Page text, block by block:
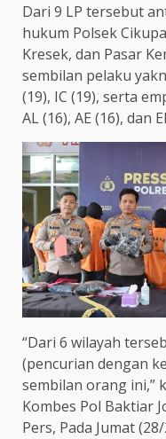
Dari 9 LP tersebut
hukum Polsek
Kresek, dan Pasar
sembilan pelaku yakni
(19), IC (19), serta
AL (16), AE (16), dan
“Dari 6 wilayah
(pencurian dengan
sembilan orang ini,”
Kombes Pol Baktiar
Pers, Pada Jumat